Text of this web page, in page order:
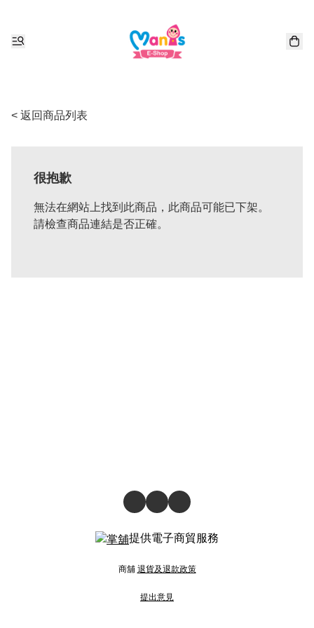
< 返回商品列表
很抱歉
無法在網站上找到此商品，此商品可能已下架。
請檢查商品連結是否正確。
提供電子商貿服務
商舖 退貨及退款政策
提出意見